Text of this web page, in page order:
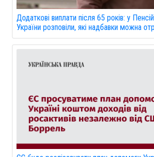
Додаткові виплати після 65 років: у
України розповіли, які надбавки можна